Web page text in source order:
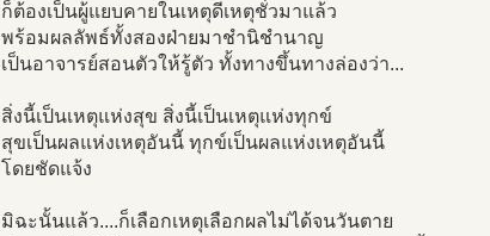
ก็ต้องเป็นผู้แยบคายในเหตุดีเหตุชั่วมาแล้ว
พร้อมผลลัพธ์ทั้งสองฝ่ายมาชำนิชำนาญ
เป็นอาจารย์สอนตัวให้รู้ตัว ทั้งทางขึ้นทางล่องว่า...
สิ่งนี้เป็นเหตุแห่งสุข สิ่งนี้เป็นเหตุแห่งทุกข์
สุขเป็นผลแห่งเหตุอันนี้ ทุกข์เป็นผลแห่งเหตุอันนี้
โดยชัดแจ้ง
มิฉะนั้นแล้ว....ก็เลือกเหตุเลือกผลไม่ได้จนวันตาย